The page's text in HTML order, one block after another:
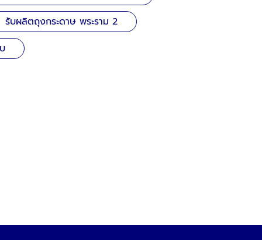
รับผลิตถุงกระดาษ พระราม 2